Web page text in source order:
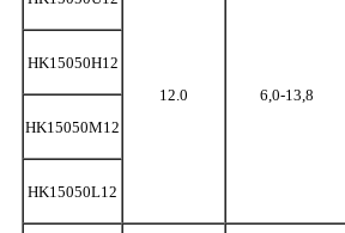
12.0 6,0-13,8
HK15050H12
HK15050M12
HK15050L12